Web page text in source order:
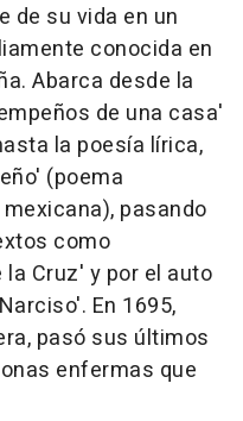
de su vida en un
conocida en
Abarca desde la
de una casa'
la poesía lírica,
(poema
pasando
como
Cruz' y por el auto
En 1695,
pasó sus últimos
enfermas que